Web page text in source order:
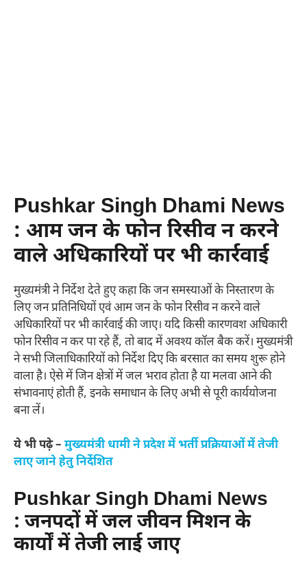
Pushkar Singh Dhami News
: आम जन के फोन रिसीव न करने
वाले अधिकारियों पर भी कार्रवाई
मुख्यमंत्री ने निर्देश देते हुए कहा कि जन समस्याओं के निस्तारण के
लिए जन प्रतिनिधियों एवं आम जन के फोन रिसीव न करने वाले
अधिकारियों पर भी कार्रवाई की जाए। यदि किसी कारणवश अधिकारी
फोन रिसीव न कर पा रहे हैं, तो बाद में अवश्य कॉल बैक करें। मुख्यमंत्री
ने सभी जिलाधिकारियों को निर्देश दिए कि बरसात का समय शुरू होने
वाला है। ऐसे में जिन क्षेत्रों में जल भराव होता है या मलवा आने की
संभावनाएं होती हैं, इनके समाधान के लिए अभी से पूरी कार्ययोजना
बना लें।
ये भी पढ़े – मुख्यमंत्री धामी ने प्रदेश में भर्ती प्रक्रियाओं में तेजी
लाए जाने हेतु निर्देशित
Pushkar Singh Dhami News
: जनपदों में जल जीवन मिशन के
कार्यों में तेजी लाई जाए